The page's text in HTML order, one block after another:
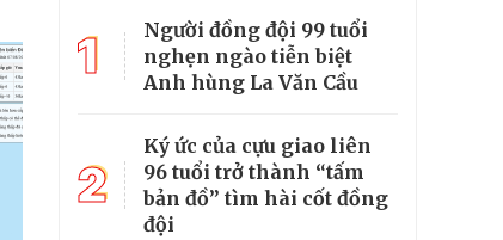
1
Người đồng đội 99 tuổi
nghẹn ngào tiễn biệt
Anh hùng La Văn Cầu
2
Ký ức của cựu giao liên
96 tuổi trở thành “tấm
bản đồ” tìm hài cốt đồng
đội